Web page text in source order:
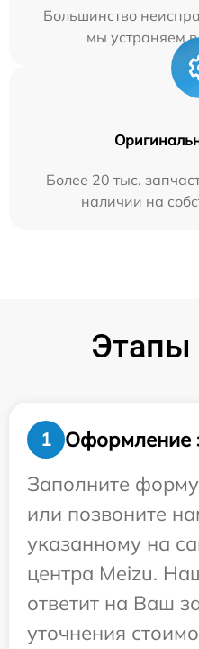
Большинство
мы устраняем
Более 20 тыс.
наличии на
Этапы
1
Оформление
Заполните
или позвоните
указанному на
центра Meizu.
ответит на Ваш
уточнения